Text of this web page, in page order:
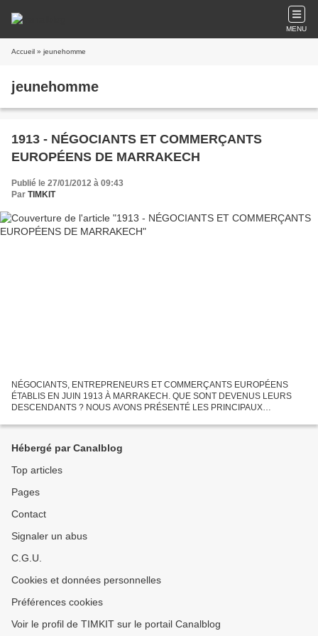
MENU
Accueil » jeunehomme
jeunehomme
1913 - NÉGOCIANTS ET COMMERÇANTS
EUROPÉENS DE MARRAKECH
Publié le 27/01/2012 à 09:43
Par TIMKIT
NÉGOCIANTS, ENTREPRENEURS ET COMMERÇANTS EUROPÉENS
ÉTABLIS EN JUIN 1913 À MARRAKECH. QUE SONT DEVENUS LEURS
DESCENDANTS ? NOUS AVONS PRÉSENTÉ LES PRINCIPAUX
VUE EN JUIN 1913 À MARRAKECH. LEURS...
Hébergé par Canalblog
Top articles
Pages
Contact
Signaler un abus
C.G.U.
Cookies et données personnelles
Préférences cookies
Voir le profil de TIMKIT sur le portail Canalblog